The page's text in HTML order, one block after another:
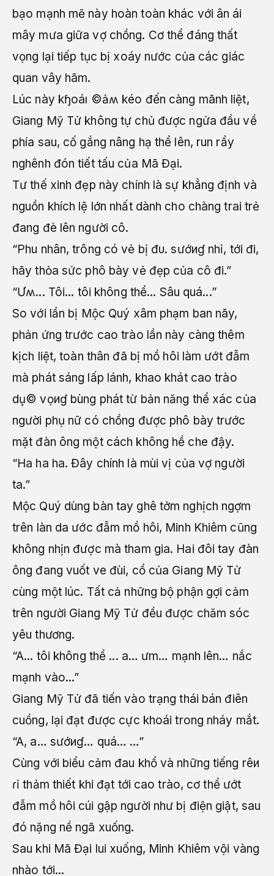
bạo mạnh mẽ này hoàn toàn khác với ân ái
mây mưa giữa vợ chồng. Cơ thể đáng thất
vọng lại tiếp tục bị xoáy nước của các giác
quan vây hãm.
Lúc này kɧoáı ©ảʍ kéo đến càng mãnh liệt,
Giang Mỹ Tử không tự chủ được ngửa đầu về
phía sau, cố gắng nâng hạ thể lên, run rẩy
nghênh đón tiết tấu của Mã Đại.
Tư thế xinh đẹp này chính là sự khẳng định và
nguồn khích lệ lớn nhất dành cho chàng trai trẻ
đang đè lên người cô.
“Phu nhân, trông có vẻ bị đυ. sướиɠ nhỉ, tới đi,
hãy thỏa sức phô bày vẻ đẹp của cô đi.”
“Ưʍ... Tôi... tôi không thể... Sâu quá...”
So với lần bị Mộc Quý xâm phạm ban nãy,
phản ứng trước cao trào lần này càng thêm
kịch liệt, toàn thân đã bị mồ hôi làm ướt đẫm
mà phát sáng lấp lánh, khao khát cao trào
du͙© vọиɠ bùng phát từ bản năng thể xác của
người phụ nữ có chồng được phô bày trước
mặt đàn ông một cách không hề che đậy.
“Ha ha ha. Đây chính là mùi vị của vợ người
ta.”
Mộc Quý dùng bàn tay ghê tởm nghịch ngợm
trên làn da ước đẫm mồ hôi, Minh Khiêm cũng
không nhịn được mà tham gia. Hai đôi tay đàn
ông đang vuốt ve đùi, cổ của Giang Mỹ Tử
cùng một lúc. Tất cả những bộ phận gợi cảm
trên người Giang Mỹ Tử đều được chăm sóc
yêu thương.
“A... tôi không thể ... a… ưm… mạnh lên… nắc
mạnh vào...”
Giang Mỹ Tử đã tiến vào trạng thái bán điên
cuồng, lại đạt được cực khoái trong nháy mắt.
“A, a… sướиɠ… quá… …”
Cùng với biểu cảm đau khổ và những tiếng rêи
ɾỉ thảm thiết khi đạt tới cao trào, cơ thể ướt
đẫm mồ hôi cúi gập người như bị điện giật, sau
đó nặng nề ngã xuống.
Sau khi Mã Đại lui xuống, Minh Khiêm vội vàng
nhào tới...